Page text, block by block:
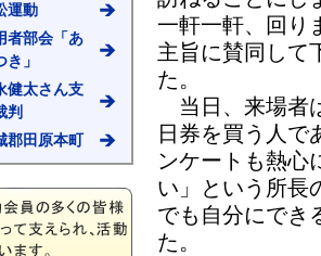
運動
者部会「あ
き」
健太さん支
判
郡田原本町
一軒一軒、回り
主旨に賛同して
た。
当日、来場者
日券を買う人で
ンケートも熱心
い」という所長
でも自分にでき
た。